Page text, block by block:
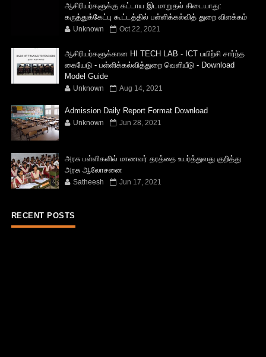
ஆசிரியர்களுக்கு கட்டாய இடமாறுதல் கிடையாது:
கருத்துக்கேட்பு கூட்டத்தில் பள்ளிக்கல்வித் துறை விளக்கம்
Unknown Oct 22, 2021
ஆசிரியர்களுக்கான HI TECH LAB - ICT பயிற்சி சார்ந்த
கையேடு - பள்ளிக்கல்வித்துறை வெளியீடு - Download
Model Guide
Unknown Aug 14, 2021
Admission Daily Report Format Download
Unknown Jun 28, 2021
அரசு பள்ளிகளில் மாணவர் தரத்தை உயர்த்துவது குறித்து
அரசு ஆலோசனை
Satheesh Jun 17, 2021
RECENT POSTS